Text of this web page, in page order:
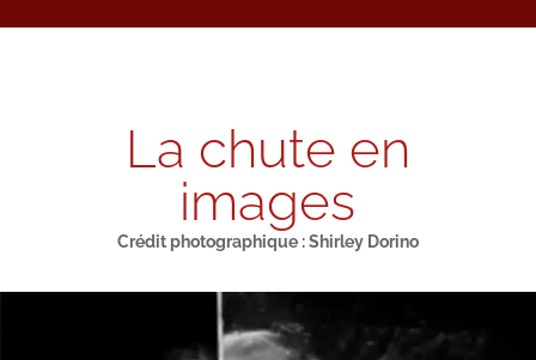
La chute en
images
Crédit photographique : Shirley Dorino